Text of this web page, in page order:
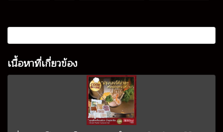
เนื้อหาที่เกี่ยวข้อง